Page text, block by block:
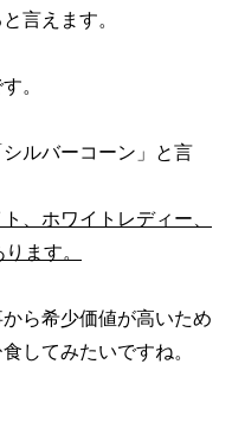
言えます。
。
ルバーコーン」と言
、ホワイトレディー、
ます。
ら希少価値が高いため
してみたいですね。